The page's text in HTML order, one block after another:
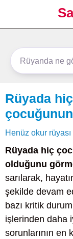
Rüyada
Henüz okur
Rüyada hiç
olduğunu
sarılarak,
şekilde devam
bazı kritik
işlerinden daha
sorunlarının en